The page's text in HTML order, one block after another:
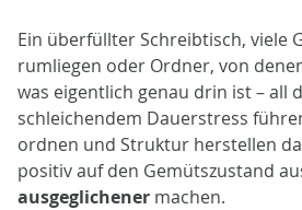
Ein überfüllter Schreibtisch, viele
rumliegen oder Ordner, von
was eigentlich genau drin ist – all
schleichendem Dauerstress
ordnen und Struktur herstellen
positiv auf den Gemütszustand
ausgeglichener machen.